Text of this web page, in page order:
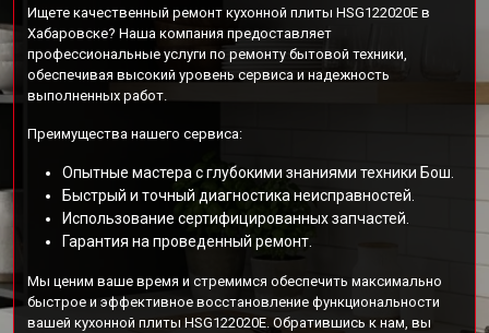
Ищете качественный ремонт кухонной плиты HSG122020E в
Хабаровске? Наша компания предоставляет
профессиональные услуги по ремонту бытовой техники,
обеспечивая высокий уровень сервиса и надежность
выполненных работ.
Преимущества нашего сервиса:
Опытные мастера с глубокими знаниями техники Бош.
Быстрый и точный диагностика неисправностей.
Использование сертифицированных запчастей.
Гарантия на проведенный ремонт.
Мы ценим ваше время и стремимся обеспечить максимально
быстрое и эффективное восстановление функциональности
вашей кухонной плиты HSG122020E. Обратившись к нам, вы